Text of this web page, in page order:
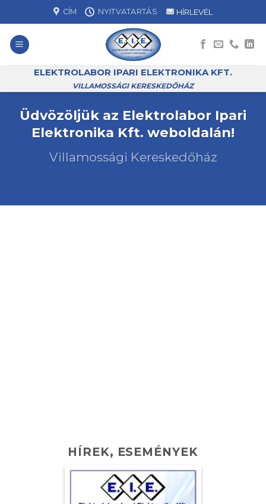
to
content
CÍM NYITVATARTÁS HÍRLEVÉL
ELEKTROLABOR IPARI ELEKTRONIKA KFT.
VILLAMOSSÁGI KERESKEDŐHÁZ
Üdvözöljük az Elektrolabor Ipari
Elektronika Kft. weboldalán!
Villamossági Kereskedőház
HÍREK, ESEMÉNYEK